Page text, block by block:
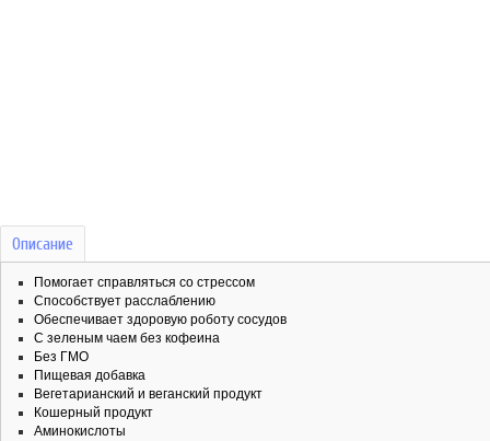
Описание
Помогает справляться со стрессом
Способствует расслаблению
Обеспечивает здоровую роботу сосудов
С зеленым чаем без кофеина
Без ГМО
Пищевая добавка
Вегетарианский и веганский продукт
Кошерный продукт
Аминокислоты